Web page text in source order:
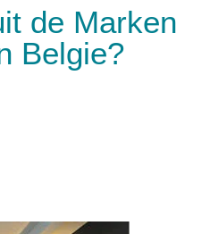
de Marken
Belgie?